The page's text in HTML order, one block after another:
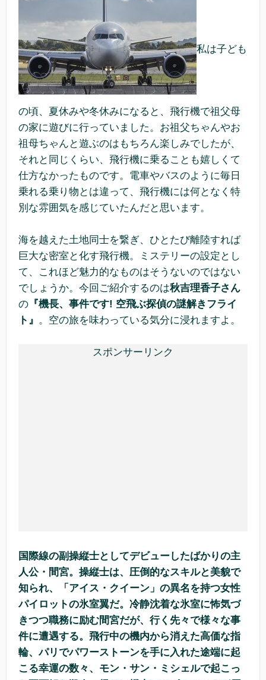
私は子ども
の頃、夏休みや冬休みになると、飛行機で祖父母
の家に遊びに行っていました。お祖父ちゃんやお
祖母ちゃんと遊ぶのはもちろん楽しみでしたが、
それと同じくらい、飛行機に乗ることも嬉しくて
仕方なかったものです。電車やバスのように毎日
乗れる乗り物とは違って、飛行機には何となく特
別な雰囲気を感じていたんだと思います。
海を越えた土地同士を繋ぎ、ひとたび離陸すれば
巨大な密室と化す飛行機。ミステリーの設定とし
て、これほど魅力的なものはそうないのではない
でしょうか。今回ご紹介するのは秋吉理香子さん
の 『機長、事件です! 空飛ぶ探偵の謎解きフライ
ト』 。空の旅を味わっている気分に浸れますよ。
スポンサーリンク
国際線の副操縦士としてデビューしたばかりの主
人公・間宮。操縦士は、圧倒的なスキルと美貌で
知られ、「アイス・クイーン」の異名を持つ女性
パイロットの氷室翼だ。冷静沈着な氷室に怖気づ
きつつ職務に励む間宮だが、行く先々で様々な事
件に遭遇する。飛行中の機内から消えた高価な指
輪、パリでパワーストーンを手に入れた途端に起
こる幸運の数々、モン・サン・ミシェルで起こっ